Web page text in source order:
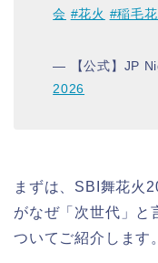
会 #花火 #稲毛花
— 【公式】JP
2026
まずは、SBI舞花火
がなぜ「次世代」と
ついてご紹介します。